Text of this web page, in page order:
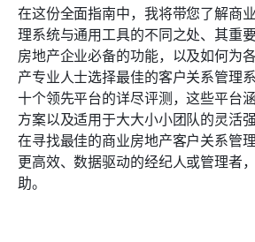
在这份全面指南中，我将带您了解商
理系统与通用工具的不同之处、其重
房地产企业必备的功能，以及如何为
产专业人士选择最佳的客户关系管理
十个领先平台的详尽评测，这些平台
方案以及适用于大大小小团队的灵活
在寻找最佳的商业房地产客户关系管
更高效、数据驱动的经纪人或管理者
助。
结论